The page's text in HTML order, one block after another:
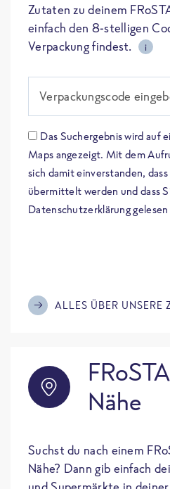
Zutaten zu deinem
einfach den 8-stelligen
Verpackung findest.
i
Verpackungscode
Das Suchergebnis wird auf
Maps angezeigt. Mit dem
sich damit einverstanden,
übermittelt werden und dass
Datenschutzerklärung gelesen
ALLES ÜBER UNSERE
Nähe
Suchst du nach einem
Nähe? Dann gib einfach